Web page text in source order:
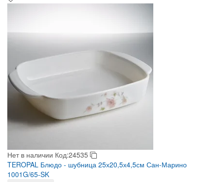
Нет в наличии Код:24535
TEROPAL Блюдо - шубница 25х20,5х4,5см Сан-Марино
1001G/65-SK